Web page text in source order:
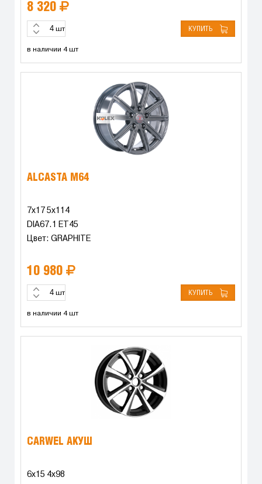
8 320
шт КУПИТЬ
в наличии 4 шт
ALCASTA M64
7x17 5x114
DIA67.1 ET45
Цвет: GRAPHITE
10 980
шт КУПИТЬ
в наличии 4 шт
CARWEL АКУШ
6x15 4x98